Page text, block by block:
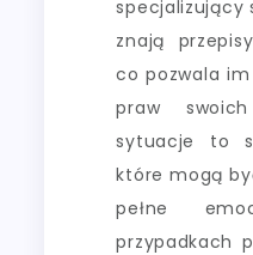
specjalizujący
znają
co pozwala
praw
sytuacje to
które mogą
pełne
przypadkach